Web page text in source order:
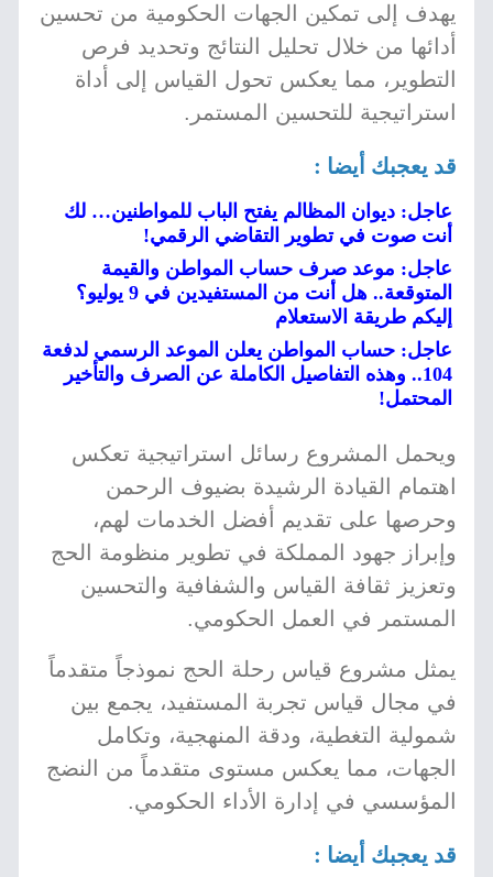
يهدف إلى تمكين الجهات الحكومية من تحسين
أدائها من خلال تحليل النتائج وتحديد فرص
التطوير، مما يعكس تحول القياس إلى أداة
استراتيجية للتحسين المستمر.
قد يعجبك أيضا :
عاجل: ديوان المظالم يفتح الباب للمواطنين… لك
أنت صوت في تطوير التقاضي الرقمي!
عاجل: موعد صرف حساب المواطن والقيمة
المتوقعة.. هل أنت من المستفيدين في 9 يوليو؟
إليكم طريقة الاستعلام
عاجل: حساب المواطن يعلن الموعد الرسمي لدفعة
104.. وهذه التفاصيل الكاملة عن الصرف والتأخير
المحتمل!
ويحمل المشروع رسائل استراتيجية تعكس
اهتمام القيادة الرشيدة بضيوف الرحمن
وحرصها على تقديم أفضل الخدمات لهم،
وإبراز جهود المملكة في تطوير منظومة الحج
وتعزيز ثقافة القياس والشفافية والتحسين
المستمر في العمل الحكومي.
يمثل مشروع قياس رحلة الحج نموذجاً متقدماً
في مجال قياس تجربة المستفيد، يجمع بين
شمولية التغطية، ودقة المنهجية، وتكامل
الجهات، مما يعكس مستوى متقدماً من النضج
المؤسسي في إدارة الأداء الحكومي.
قد يعجبك أيضا :